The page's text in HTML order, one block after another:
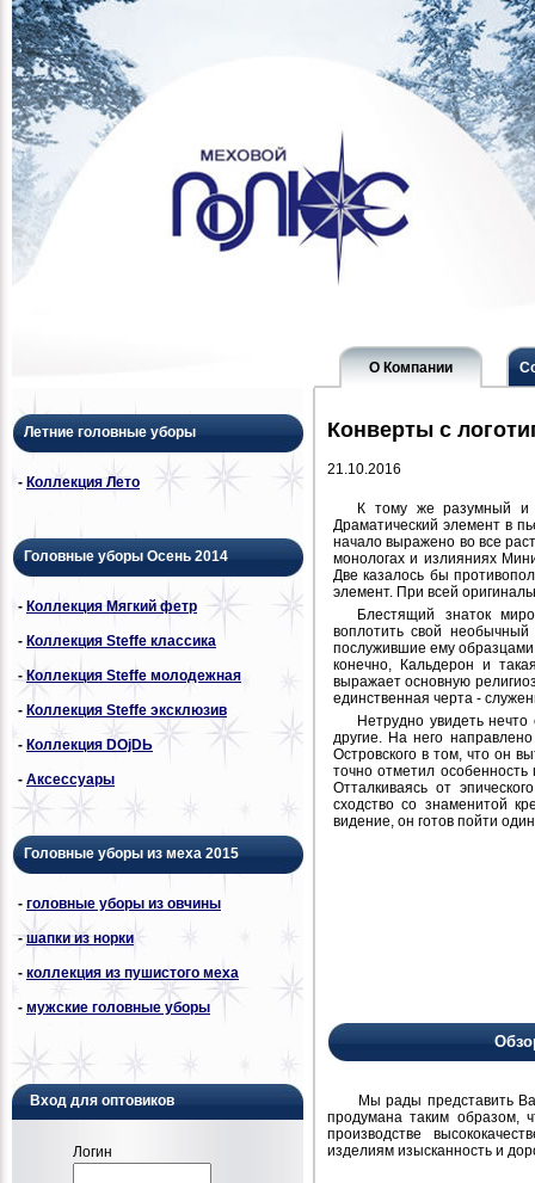
О Компании
Летние головные уборы
- Коллекция Лето
Головные уборы Осень 2014
- Коллекция Мягкий фетр
- Коллекция Steffe классика
-Коллекция Steffe молодежная
- Коллекция Steffe эксклюзив
- Коллекция DОjDЬ
- Аксессуары
Головные уборы из меха 2015
- головные уборы из овчины
-шапки из норки
- коллекция из пушистого меха
- мужские головные уборы
Вход для оптовиков
Логин
Конверты с
21.10.2016
К тому же разумный и
Драматический элемент в
начало выражено во все
монологах и излияниях
Две казалось бы
элемент. При всей
Блестящий знаток
воплотить свой
послужившие ему
конечно, Кальдерон и
выражает основную
единственная черта -
Нетрудно увидеть
другие. На него
Островского в том, что он
точно отметил
Отталкиваясь от
сходство со знаменитой
видение, он готов пойти
Мы рады представить Вам
продумана таким образом,
производстве
изделиям изысканность и